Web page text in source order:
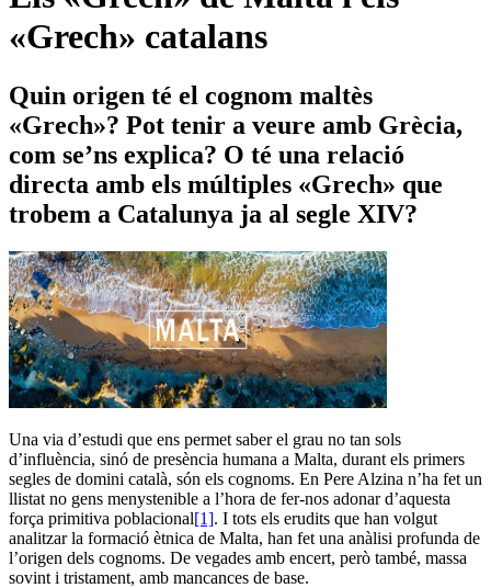
«Grech» catalans
Quin origen té el cognom maltès
«Grech»? Pot tenir a veure amb Grècia,
com se’ns explica? O té una relació
directa amb els múltiples «Grech» que
trobem a Catalunya ja al segle XIV?
Una via d’estudi que ens permet saber el grau no tan sols
d’influència, sinó de presència humana a Malta, durant els primers
segles de domini català, són els cognoms. En Pere Alzina n’ha fet un
llistat no gens menystenible a l’hora de fer-nos adonar d’aquesta
força primitiva poblacional[1]. I tots els erudits que han volgut
analitzar la formació ètnica de Malta, han fet una anàlisi profunda de
l’origen dels cognoms. De vegades amb encert, però també, massa
sovint i tristament, amb mancances de base.